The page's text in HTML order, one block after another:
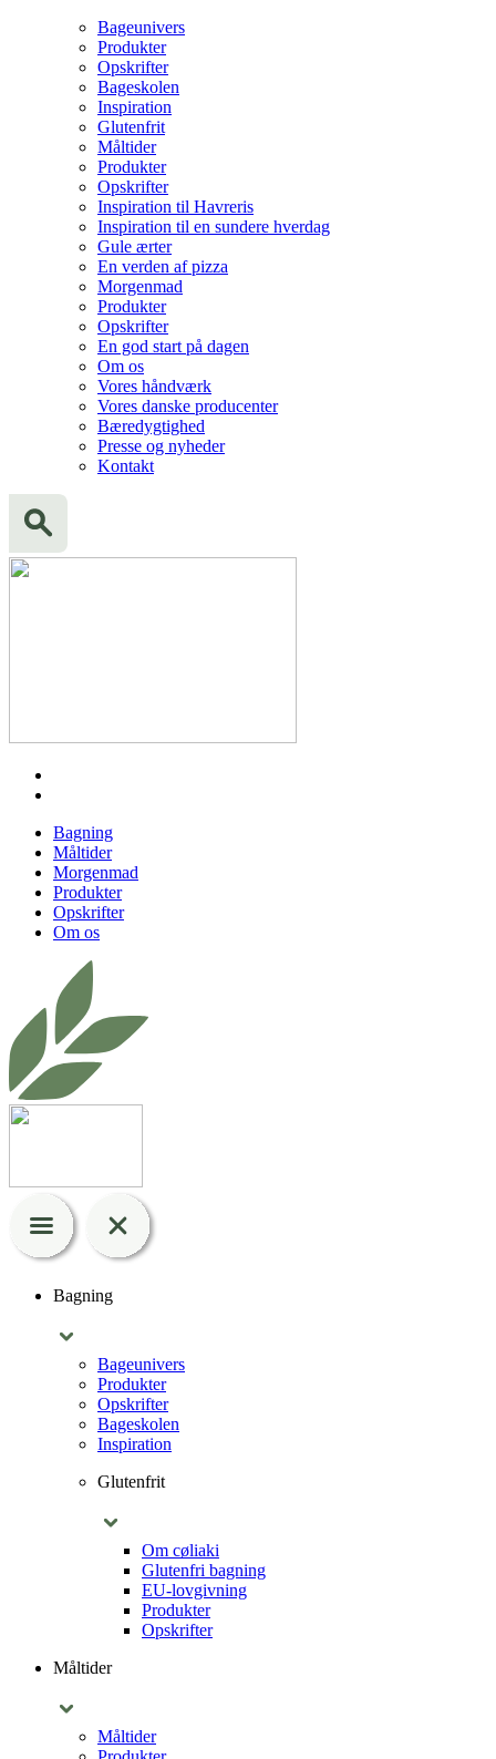
Bageunivers
Produkter
Opskrifter
Bageskolen
Inspiration
Glutenfrit
Måltider
Produkter
Opskrifter
Inspiration til Havreris
Inspiration til en sundere hverdag
Gule ærter
En verden af pizza
Morgenmad
Produkter
Opskrifter
En god start på dagen
Om os
Vores håndværk
Vores danske producenter
Bæredygtighed
Presse og nyheder
Kontakt
Bagning
Måltider
Morgenmad
Produkter
Opskrifter
Om os
Bagning
Bageunivers
Produkter
Opskrifter
Bageskolen
Inspiration
Glutenfrit
Om cøliaki
Glutenfri bagning
EU-lovgivning
Produkter
Opskrifter
Måltider
Måltider